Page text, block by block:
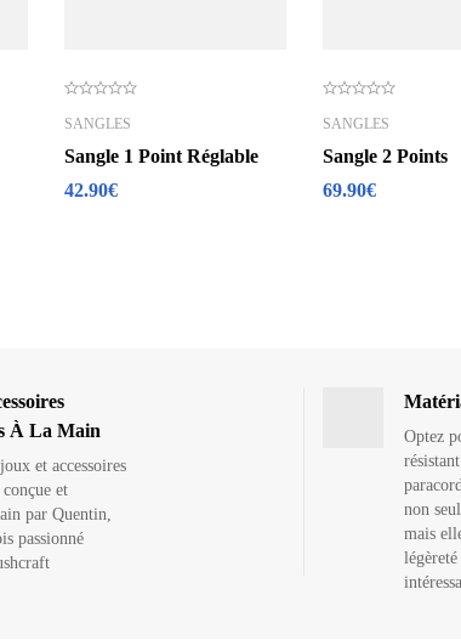
SANGLES
Sangle 1 Point Réglable
42.90€
SANGLES
Sangle 2 Points
69.90€
À La Main
et accessoires
et
par Quentin,
passionné
Optez
non
mais